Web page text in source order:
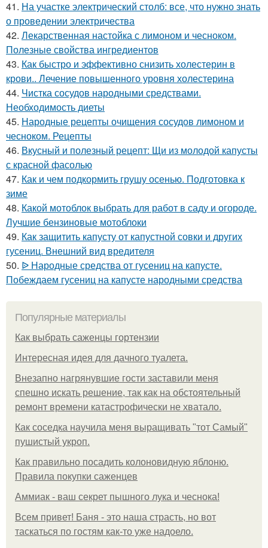
41. На участке электрический столб: все, что нужно знать
о проведении электричества
42. Лекарственная настойка с лимоном и чесноком.
Полезные свойства ингредиентов
43. Как быстро и эффективно снизить холестерин в
крови.. Лечение повышенного уровня холестерина
44. Чистка сосудов народными средствами.
Необходимость диеты
45. Народные рецепты очищения сосудов лимоном и
чесноком. Рецепты
46. Вкусный и полезный рецепт: Щи из молодой капусты
с красной фасолью
47. Как и чем подкормить грушу осенью. Подготовка к
зиме
48. Какой мотоблок выбрать для работ в саду и огороде.
Лучшие бензиновые мотоблоки
49. Как защитить капусту от капустной совки и других
гусениц. Внешний вид вредителя
50. ᐉ Народные средства от гусениц на капусте.
Побеждаем гусениц на капусте народными средства
Популярные материалы
Как выбрать саженцы гортензии
Интересная идея для дачного туалета.
Внезапно нагрянувшие гости заставили меня
спешно искать решение, так как на обстоятельный
ремонт времени катастрофически не хватало.
Как соседка научила меня выращивать "тот Самый"
пушистый укроп.
Как правильно посадить колоновидную яблоню.
Правила покупки саженцев
Аммиак - ваш секрет пышного лука и чеснока!
Всем привет! Баня - это наша страсть, но вот
таскаться по гостям как-то уже надоело.